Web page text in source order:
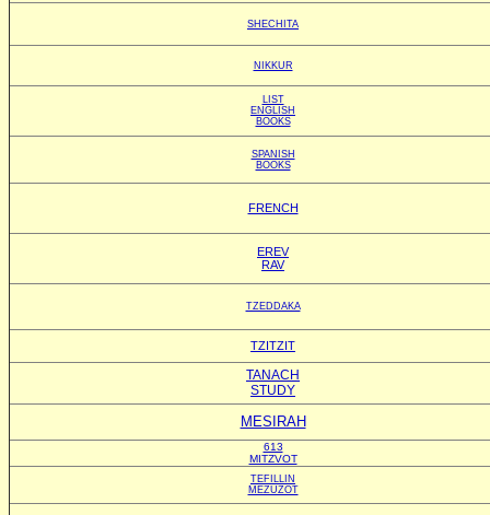
SHECHITA
NIKKUR
LIST
ENGLISH
BOOKS
SPANISH
BOOKS
FRENCH
EREV
RAV
TZEDDAKA
TZITZIT
TANACH
STUDY
MESIRAH
613
MITZVOT
TEFILLIN
MEZUZOT